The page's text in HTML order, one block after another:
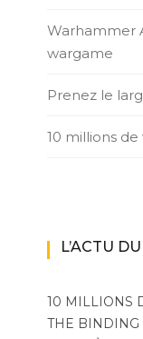
Warhammer
wargame
Prenez le
10 millions
L’ACTU
10 MILLIONS
THE BINDING